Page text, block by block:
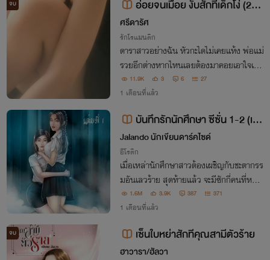
จบ
อ่อยจนเมื่อย งับสักทีเด็กโง่ (25
+):เปิดอ่านฟรีสามสิบเปอร์เซ็นต์ของ
เรื่อง (มีอีบุ๊ก)
ศรีดารัศ
รักโรแมนติก
ดาราสาวอย่างฉัน หัวกะไดไม่เคยแห้ง พ่อแม่
รวยอีกต่างหากไหนเลยต้องมาคอยเอาใจเจ้าเ
ด็กหน้าอ่อนที่เป็นเพียงเด็กในบ้าน ไม่รู้ว่าซื่อ
หรือโง่กันแน่ ฉันอ่อยมันแทบจะป้อนเข้าปาก
11.9K 3 6 27
1 เดือนที่แล้ว
บันทึกรักนักศึกษา ซีซั่น 1-2 (เวอ
ร์ชั่น 70 เปอร์เซ็นต์)
Jalando นักเขียนดาร์คไซด์
อีโรติก
เมื่อเหล่านักศึกษาสาวต้องเผชิญกับชะตากรร
มอันเลวร้าย สุดท้ายแล้ว จะมีซักกี่คนที่หลุด
พ้นจากเงื้อมมือมาร
1.6M 3.9K 387 371
1 เดือนที่แล้ว
จบ เซ็นใบหย่าสักทีคุณสามีตัวร้าย
ฮาวารา/ฮัลวา